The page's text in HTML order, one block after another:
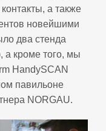
а также
новейшими
два стенда
а кроме того, мы
HandySCAN
павильоне
NORGAU.